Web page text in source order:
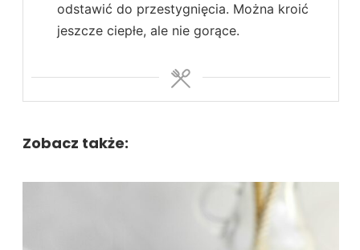
odstawić do przestygnięcia. Można kroić
jeszcze ciepłe, ale nie gorące.
Zobacz także: